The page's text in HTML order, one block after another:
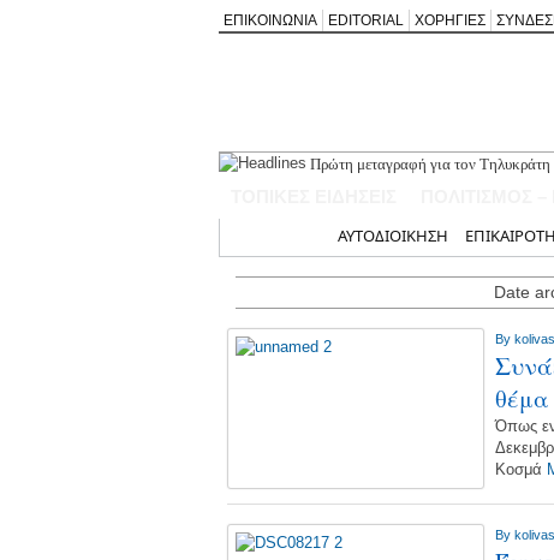
ΕΠΙΚΟΙΝΩΝΙΑ EDITORIAL ΧΟΡΗΓΙΕΣ
Πρώτη μεταγραφή για τον
Παραδοσιακό γλέντι στις 13
ΑΥΤΟΔΙΟΙΚΗΣΗ
Date
By
θέμα
Όπως
Κοσμά
By